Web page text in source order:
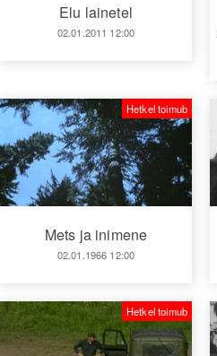
Elu lainetel
02.01.2011 12:00
Mets ja inimene
02.01.1966 12:00
Hetkel toimub
Hetkel toimub